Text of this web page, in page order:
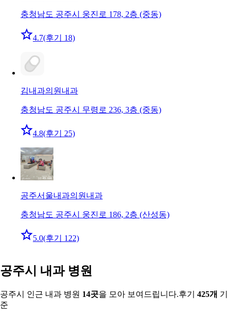
충청남도 공주시 웅진로 178, 2층 (중동)
4.7(후기 18)
김내과의원 내과
충청남도 공주시 무령로 236, 3층 (중동)
4.8(후기 25)
공주서울내과의원 내과
충청남도 공주시 웅진로 186, 2층 (산성동)
5.0(후기 122)
공주시 내과 병원
공주시 인근 내과 병원 14곳을 모아 보여드립니다.후기 425개 기
준